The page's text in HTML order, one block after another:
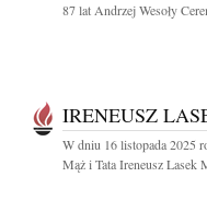
87 lat Andrzej Wesoły
IRENEUSZ
W dniu 16 listopada 2025
Mąż i Tata Ireneusz Lasek